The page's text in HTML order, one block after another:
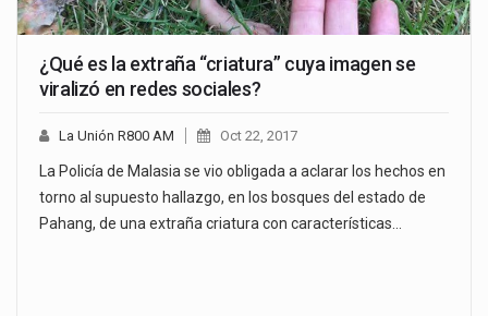
¿Qué es la extraña “criatura” cuya imagen se
viralizó en redes sociales?
La Unión R800 AM Oct 22, 2017
La Policía de Malasia se vio obligada a aclarar los hechos en
torno al supuesto hallazgo, en los bosques del estado de
Pahang, de una extraña criatura con características…